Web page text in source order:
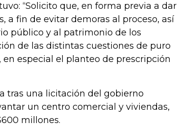
“Solicito que, en forma previa a dar
a fin de evitar demoras al proceso, así
público y al patrimonio de los
de las distintas cuestiones de puro
especial el planteo de prescripción
tras una licitación del gobierno
un centro comercial y viviendas,
millones.